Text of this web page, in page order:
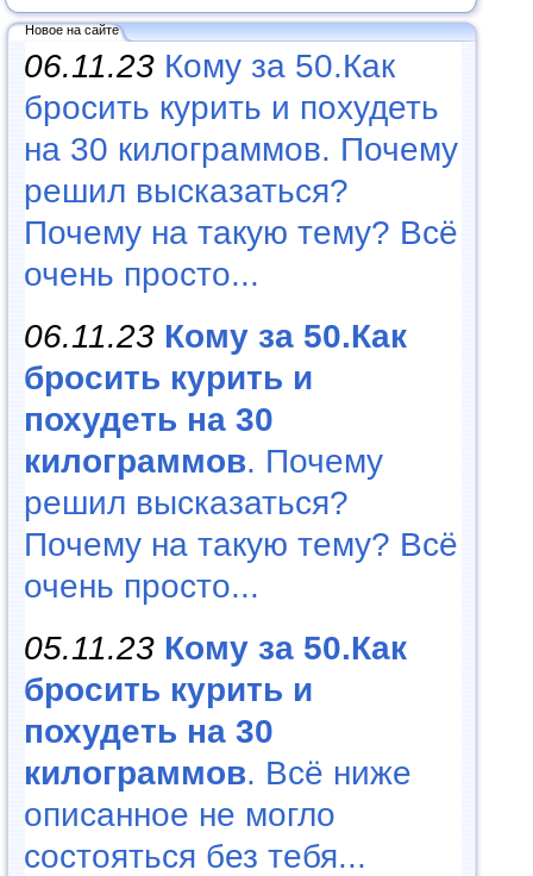
Новое на сайте
06.11.23 Кому за 50.Как
бросить курить и похудеть
на 30 килограммов. Почему
решил высказаться?
Почему на такую тему? Всё
очень просто...
06.11.23 Кому за 50.Как
бросить курить и
похудеть на 30
килограммов. Почему
решил высказаться?
Почему на такую тему? Всё
очень просто...
05.11.23 Кому за 50.Как
бросить курить и
похудеть на 30
килограммов. Всё ниже
описанное не могло
состояться без тебя...